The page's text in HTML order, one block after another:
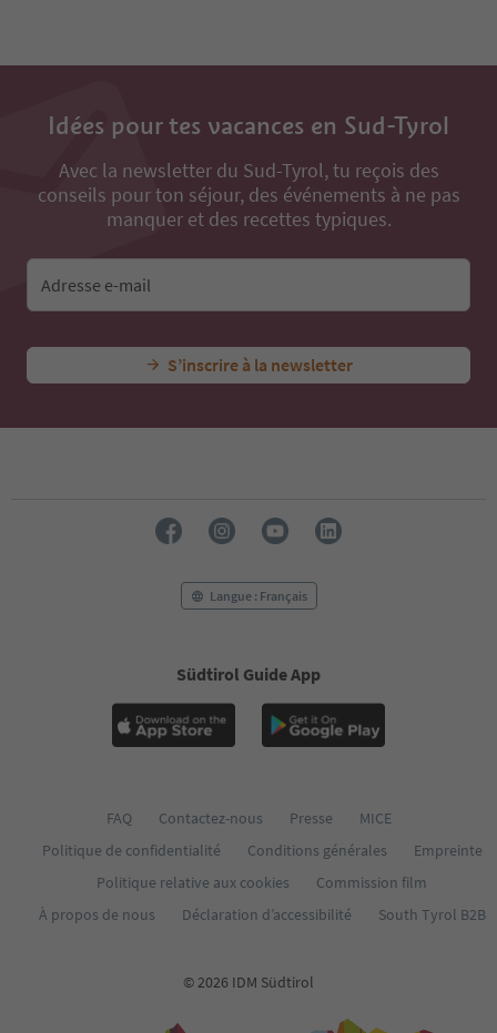
Idées pour tes vacances en Sud-Tyrol
Avec la newsletter du Sud-Tyrol, tu reçois des
conseils pour ton séjour, des événements à ne pas
manquer et des recettes typiques.
Adresse e-mail
S’inscrire à la newsletter
Langue : Français
Südtirol Guide App
FAQ Contactez-nous Presse
MICE
Politique de confidentialité
Conditions générales
Empreinte
Politique relative aux cookies
Commission film
À propos de nous
Déclaration d’accessibilité South Tyrol B2B
© 2026 IDM Südtirol